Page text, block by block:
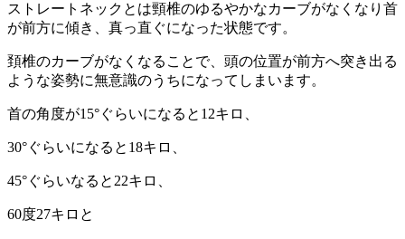
ストレートネックとは頸椎のゆるやかなカーブがなくなり首
が前方に傾き、真っ直ぐになった状態です。
頚椎のカーブがなくなることで、頭の位置が前方へ突き出る
ような姿勢に無意識のうちになってしまいます。
首の角度が15°ぐらいになると12キロ、
30°ぐらいになると18キロ、
45°ぐらいなると22キロ、
60度27キロと